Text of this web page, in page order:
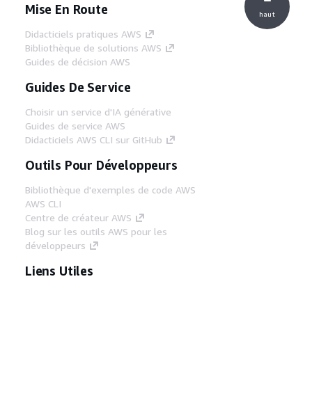
Mise En Route
Didacticiels pratiques AWS
Bibliothèque de solutions AWS
Guides de décision AWS
Guides De Service
Choisir un service d'IA générative
Guides de service AWS
Didacticiels AWS CLI sur GitHub
Outils Pour Développeurs
Bibliothèque d'exemples de code AWS
AWS CLI
Centre de créateur AWS
Blog sur les outils AWS pour les
développeurs
Liens Utiles
haut